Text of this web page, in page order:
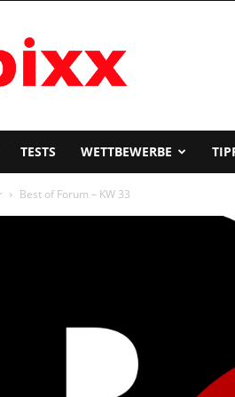
TESTS WETTBEWERBE
Best of Forum – KW 33